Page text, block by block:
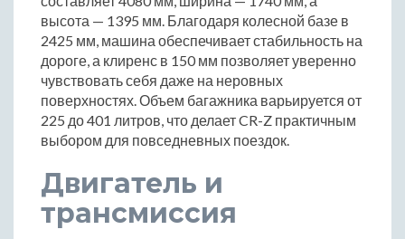
высота — 1395 мм. Благодаря колесной базе в
2425 мм, машина обеспечивает стабильность на
дороге, а клиренс в 150 мм позволяет уверенно
чувствовать себя даже на неровных
поверхностях. Объем багажника варьируется от
225 до 401 литров, что делает CR-Z практичным
выбором для повседневных поездок.
Двигатель и
трансмиссия